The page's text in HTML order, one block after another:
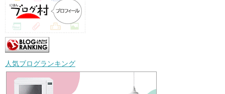
人気ブログランキング